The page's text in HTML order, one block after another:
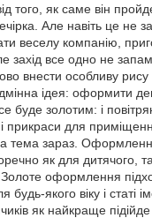
того, як саме він
Але навіть це не
веселу компанію,
захід все одно не
внести особливу
ідея: оформити
буде золотим: і
і прикраси для
тема зараз.
як для дитячого,
оформлення
будь-якого віку і статі
як найкраще